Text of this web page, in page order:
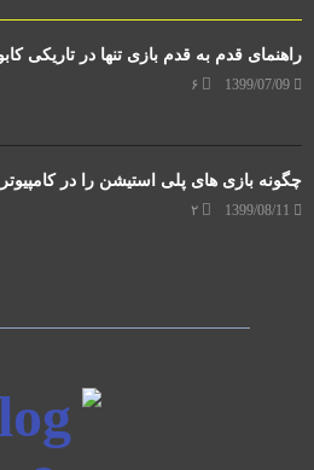
راهنمای قدم به قدم بازی تنها در تاریکی
1399/07/09 ۶
چگونه بازی های پلی استیشن را در کامپیوتر
1399/08/11 ۲